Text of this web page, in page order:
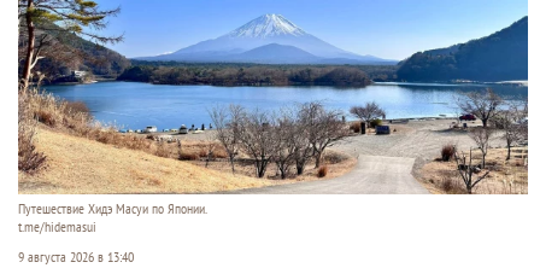
Путешествие Хидэ Масуи по Японии.
t.me/hidemasui
9 августа 2026 в 13:40